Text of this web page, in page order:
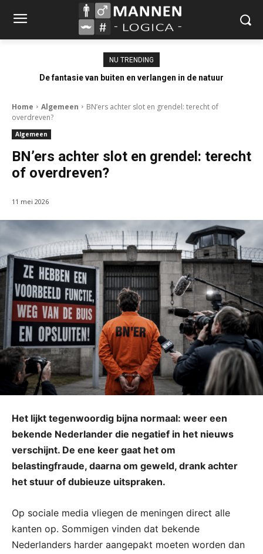
NU TRENDING
De fantasie van buiten en verlangen in de natuur
Home Algemeen
BN’ers achter slot en grendel: terecht of
overdreven?
Algemeen
BN’ers achter slot en grendel: terecht
of overdreven?
11 mei 2026
Het lijkt tegenwoordig bijna normaal: weer een
bekende Nederlander die negatief in het nieuws
verschijnt. De ene keer gaat het om
belastingfraude, daarna om geweld, drank achter
het stuur of dubieuze uitspraken.
Op sociale media vliegen de meningen direct alle
kanten op. Sommigen vinden dat bekende
Nederlanders harder aangepakt moeten worden dan